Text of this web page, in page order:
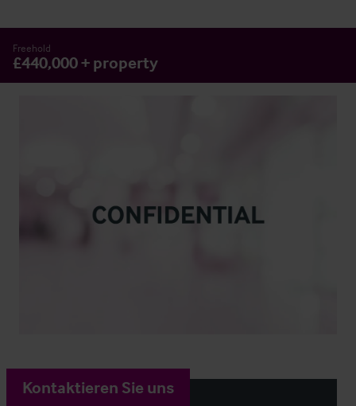
Freehold
£440,000 + property
Kontaktieren Sie uns